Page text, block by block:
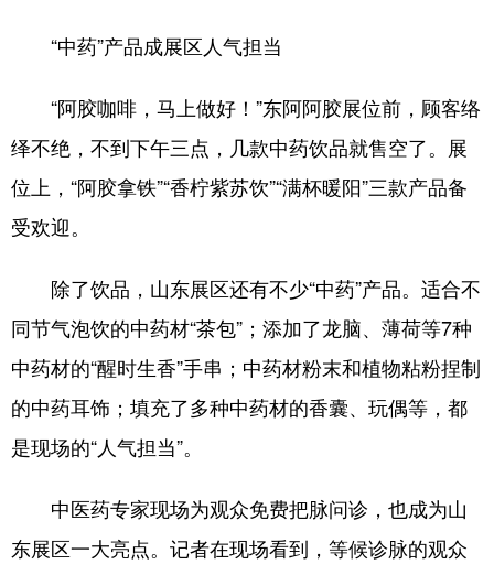
政事 文旅 社会民生
文娱 融媒秀 地市 科教
健康 微视齐鲁
多语种频道
English Español Français عربى
Русский язык 日本語 한국어
Deutsch Português
“中药”产品成展区人气担当
“阿胶咖啡，马上做好！”东阿阿胶展位前，顾客络
绎不绝，不到下午三点，几款中药饮品就售空了。展
位上，“阿胶拿铁”“香柠紫苏饮”“满杯暖阳”三款产品备
受欢迎。
除了饮品，山东展区还有不少“中药”产品。适合不
同节气泡饮的中药材“茶包”；添加了龙脑、薄荷等7种
中药材的“醒时生香”手串；中药材粉末和植物粘粉捏制
的中药耳饰；填充了多种中药材的香囊、玩偶等，都
是现场的“人气担当”。
中医药专家现场为观众免费把脉问诊，也成为山
东展区一大亮点。记者在现场看到，等候诊脉的观众